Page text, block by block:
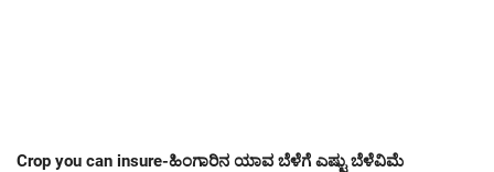
Crop you can insure-ಹಿಂಗಾರಿನ ಯಾವ ಬೆಳೆಗೆ ಎಷ್ಟು ಬೆಳೆವಿಮೆ